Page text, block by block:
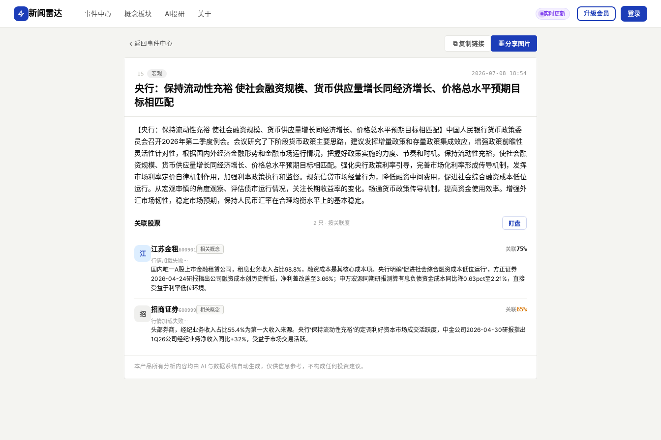
新闻雷达 事件中心 概念板块 AI投研 关于 实时更新 升级会员 登录
返回事件中心 ⧉ 复制链接 ▦分享图片
15 宏观 2026-07-08 18:54
央行：保持流动性充裕 使社会融资规模、货币供应量增长同经济增长、价格总水平预期目
标相匹配
【央行：保持流动性充裕 使社会融资规模、货币供应量增长同经济增长、价格总水平预期目标相匹配】中国人民银行货币政策委
员会召开2026年第二季度例会。会议研究了下阶段货币政策主要思路，建议发挥增量政策和存量政策集成效应，增强政策前瞻性
灵活性针对性，根据国内外经济金融形势和金融市场运行情况，把握好政策实施的力度、节奏和时机。保持流动性充裕，使社会融
资规模、货币供应量增长同经济增长、价格总水平预期目标相匹配。强化央行政策利率引导，完善市场化利率形成传导机制，发挥
市场利率定价自律机制作用，加强利率政策执行和监督。规范信贷市场经营行为，降低融资中间费用，促进社会综合融资成本低位
运行。从宏观审慎的角度观察、评估债市运行情况，关注长期收益率的变化。畅通货币政策传导机制，提高资金使用效率。增强外
汇市场韧性，稳定市场预期，保持人民币汇率在合理均衡水平上的基本稳定。
关联股票 2 只 · 按关联度 盯盘
江
江苏金租 600901 相关概念
75%
行情加载失败
国内唯一A股上市金融租赁公司，租息业务收入占比98.8%，融资成本是其核心成本项。央行明确'促进社会综合融资成本低位运行'，方正证券
2026-04-24研报指出公司融资成本创历史新低，净利差改善至3.66%；申万宏源同期研报测算有息负债资金成本同比降0.63pct至2.21%，直接
受益于利率低位环境。
招
招商证券600999 相关概念
65%
行情加载失败
头部券商，经纪业务收入占比55.4%为第一大收入来源。央行'保持流动性充裕'的定调利好资本市场成交活跃度，中金公司2026-04-30研报指出
1Q26公司经纪业务净收入同比+32%，受益于市场交易活跃。
本产品所有分析内容均由 AI 与数据系统自动生成，仅供信息参考，不构成任何投资建议。